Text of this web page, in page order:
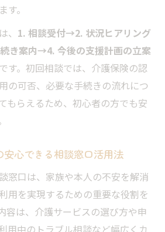
選択時の事務所アドバイス活
のための介護保険相談ポイン
ー相談を有効に生かす方法
ターと介護保険事務所の違い
所連携で相談を有効活用する
包括支援センター利用術
。
1. 相談受付→2. 状況ヒアリング
き案内→4. 今後の支援計画の立案
す。初回相談では、介護保険の認
の可否、必要な手続きの流れにつ
もらえるため、初心者の方でも安
心できる相談窓口活用法
窓口は、家族や本人の不安を解消
用を実現するための重要な役割を
容は、介護サービスの選び方や申